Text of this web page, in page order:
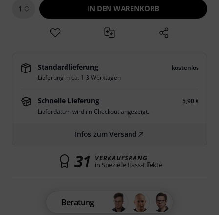
1 IN DEN WARENKORB
Standardlieferung
kostenlos
Lieferung in ca. 1-3 Werktagen
Schnelle Lieferung
5,90 €
Lieferdatum wird im Checkout angezeigt.
Infos zum Versand
31 VERKAUFSRANG
in Spezielle Bass-Effekte
Beratung